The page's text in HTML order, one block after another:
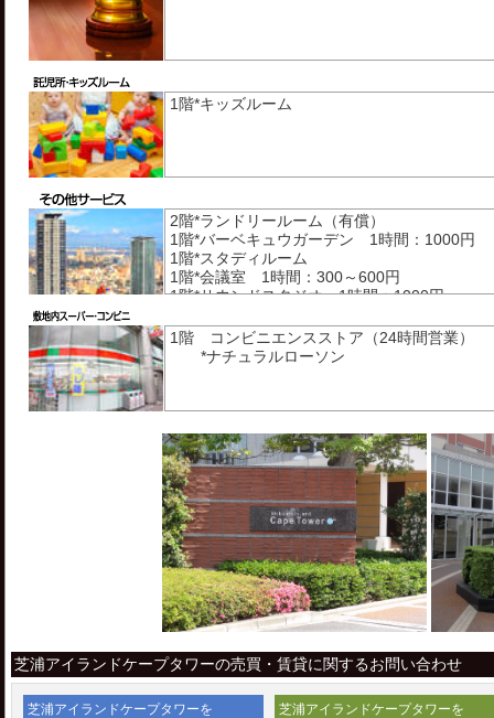
1階*キッズルーム
2階*ランドリールーム（有償）
1階*バーベキュウガーデン 1時間：1000円
1階*スタディルーム
1階*会議室 1時間：300～600円
1階*サウンドスタジオ 1時間：1000円
1階 コンビニエンスストア（24時間営業）
*ナチュラルローソン
芝浦アイランドケープタワーの売買・賃貸に関するお問い合わせ
芝浦アイランドケープタワーを 芝浦アイランドケープタワーを